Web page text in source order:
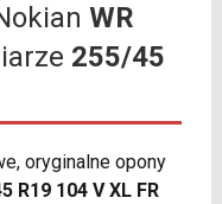
WR
255/45
oryginalne opony
R19 104 V XL FR